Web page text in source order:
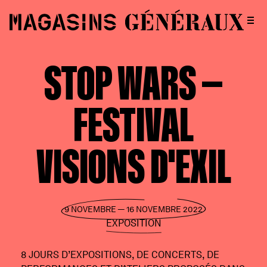
STOP WARS —
FESTIVAL
VISIONS D'EXIL
9 NOVEMBRE — 16 NOVEMBRE 2022
EXPOSITION
8 JOURS D’EXPOSITIONS, DE CONCERTS, DE